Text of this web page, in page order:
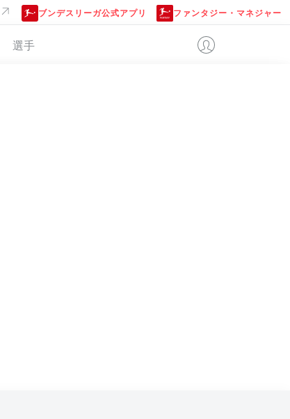
ブンデスリーガ公式アプリ ファンタジー・マネジャー
選手